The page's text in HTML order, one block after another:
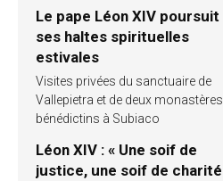
Le pape Léon XIV poursuit
ses haltes spirituelles
estivales
Visites privées du sanctuaire de
Vallepietra et de deux monastères
bénédictins à Subiaco
Léon XIV : « Une soif de
justice, une soif de charité